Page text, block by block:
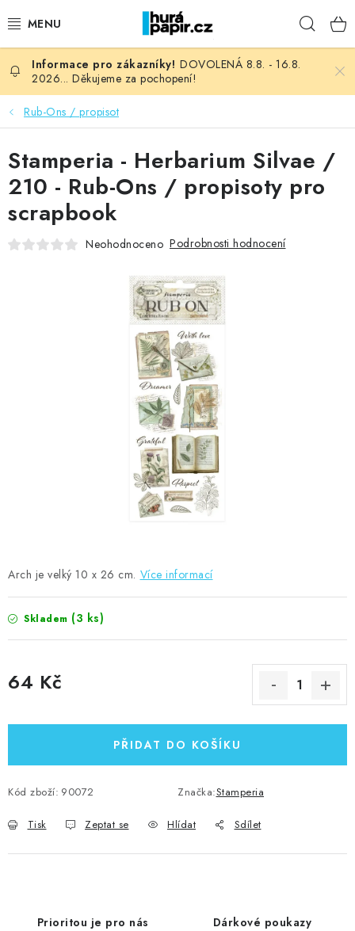
na
NOVINKY
HURÁ DÍLNA
VŠECHNO ZBOŽÍ
KNIHAŘSKÝ MATERIÁL
Moje objednávka
Obchodní podmínky
Podmínky ochrany osobních údajů
Ověřování recenzí
DOVOLENÁ 8.8. - 16.8.
2026... Děkujeme za pochopení!
Rub-Ons / propisot
Arch je velký 10 x 26 cm. Více informací
Skladem (3 ks)
64 Kč
PŘIDAT DO KOŠÍKU
Kód zboží: 90072 Značka:Stamperia
Tisk Zeptat se Hlídat Sdílet
Stamperia - Herbarium Silvae /
210 - Rub-Ons / propisoty pro
scrapbook
Neohodnoceno Podrobnosti hodnocení
Prioritou je pro nás Dárkové poukazy